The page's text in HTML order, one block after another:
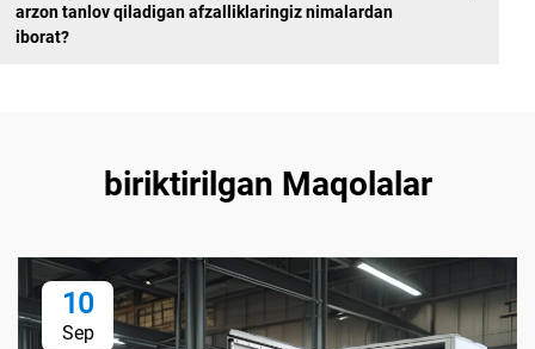
arzon tanlov qiladigan afzalliklaringiz nimalardan
iborat?
biriktirilgan Maqolalar
10
Sep